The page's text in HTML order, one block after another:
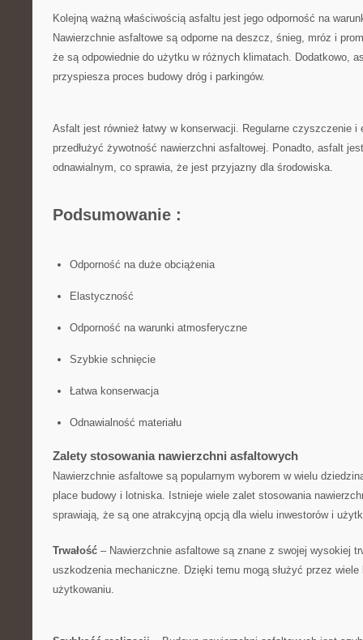
Kolejną ważną właściwością asfaltu jest jego odporność na‌
Nawierzchnie asfaltowe są⁣ odporne na⁢ deszcz, śnieg, ⁢mróz i
że są odpowiednie‍ do użytku‌ w różnych klimatach. Dodatkowo,
przyspiesza proces budowy dróg i parkingów.
Asfalt jest również łatwy w konserwacji. Regularne czyszczenie i
przedłużyć żywotność nawierzchni asfaltowej.⁤ Ponadto, asfalt​
odnawialnym, co sprawia, że jest przyjazny dla środowiska.
Podsumowanie :
Odporność ‌na duże obciążenia
Elastyczność
Odporność na​ warunki atmosferyczne
Szybkie schnięcie
Łatwa konserwacja
Odnawialność ​materiału
Zalety ​stosowania nawierzchni asfaltowych
Nawierzchnie asfaltowe są popularnym wyborem⁣ w wielu
place budowy i lotniska. ‍Istnieje wiele zalet ⁤stosowania
sprawiają, że są one atrakcyjną ⁤opcją dla wielu inwestorów⁢ i
Trwałość – Nawierzchnie asfaltowe są​ znane z ⁣swojej wysokiej
uszkodzenia mechaniczne. ⁣Dzięki temu mogą służyć przez
użytkowaniu.